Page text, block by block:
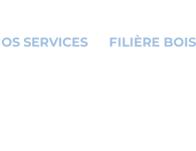
SERVICES FILIÈRE BOIS